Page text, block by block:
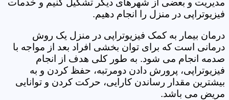
مدیریت و بعضی از شهرهای دیگر تشکیل کنیم و خدمات
فیزیوتراپی در منزل را انجام دهیم.
درمان بیمار به کمک فیزیوتراپی در منزل یک روش
درمانی است که برای توان بخشی افراد بعد از مواجه با
صدمه انجام می شود. به طور کلی هدف از انجام
فیزیوتراپی، پرورش دادن دومرتبه، حفظ کردن و به
بیشترین مقدار رساندن کارایی، حرکت کردن و توانایی
مریض می باشد.